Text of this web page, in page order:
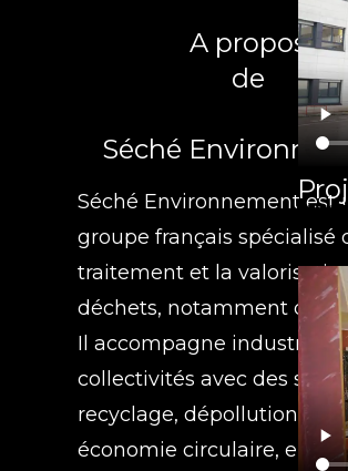
A propos
de
Séché
Séché Environnement est
groupe français spécialisé
traitement et la
déchets, notamment
Il accompagne industriels
collectivités avec des
recyclage, dépollution et
économie circulaire, en